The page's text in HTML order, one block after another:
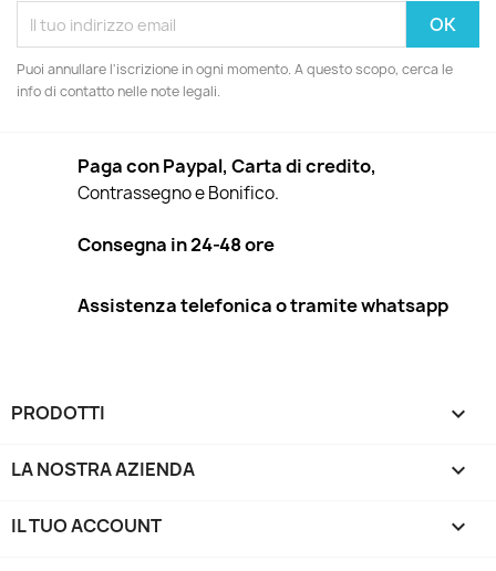
Puoi annullare l'iscrizione in ogni momento. A questo scopo, cerca le
info di contatto nelle note legali.
Paga con Paypal, Carta di credito,
Contrassegno e Bonifico.
Consegna in 24-48 ore
Assistenza telefonica o tramite whatsapp
PRODOTTI 
LA NOSTRA AZIENDA 
IL TUO ACCOUNT 